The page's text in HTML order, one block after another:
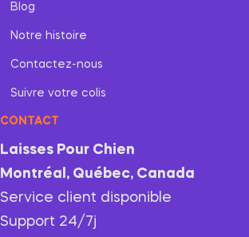
Blog
Notre histoire
Contactez-nous
Suivre votre colis
CONTACT
Laisses Pour Chien
Montréal, Québec, Canada
Service client disponible
Support 24/7j